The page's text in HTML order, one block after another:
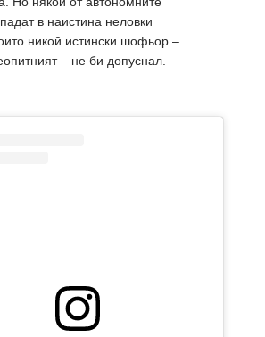
в наистина неловки
никой истински шофьор –
– не би допуснал.